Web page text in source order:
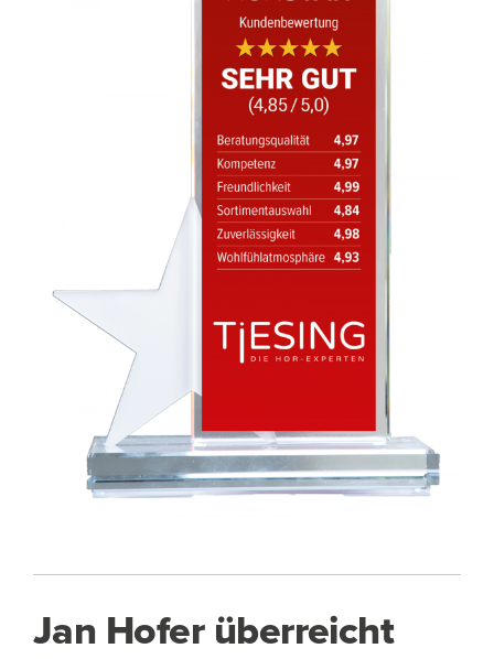
Jan Hofer überreicht